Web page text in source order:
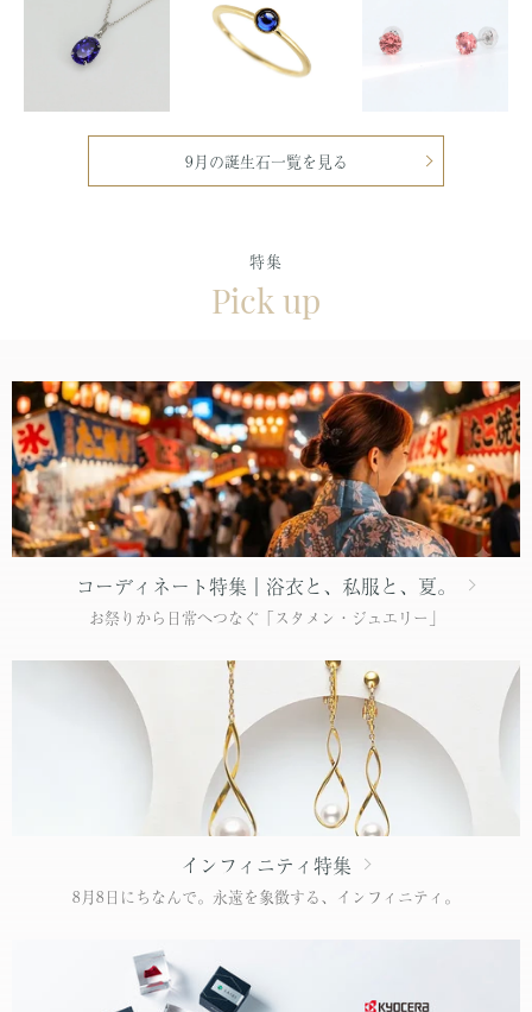
9月の誕生石一覧を見る
特集
Pick up
コーディネート特集｜浴衣と、私服と、夏。
お祭りから日常へつなぐ「スタメン・ジュエリー」
インフィニティ特集
8月8日にちなんで。永遠を象徴する、インフィニティ。